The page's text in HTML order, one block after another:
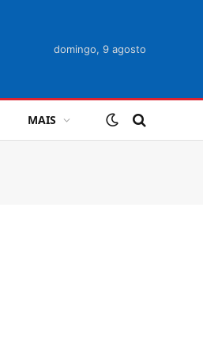
domingo, 9 agosto
MAIS